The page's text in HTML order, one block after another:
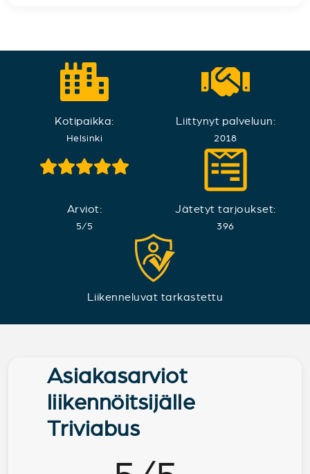
Kotipaikka:
Helsinki
Liittynyt palveluun:
2018
Arviot:
5/5
Jätetyt tarjoukset:
396
Liikenneluvat tarkastettu
Asiakasarviot
liikennöitsijälle
Triviabus